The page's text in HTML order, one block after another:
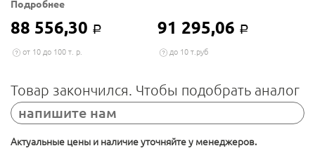
Подробнее
88 556,30 Р 91 295,06 Р
от 10 до 100 т. р. до 10 т.руб
Товар закончился. Чтобы подобрать аналог
напишите нам
Актуальные цены и наличие уточняйте у менеджеров.